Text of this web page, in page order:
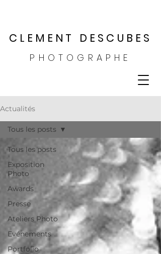
PHOTOGRAPHE
CLEMENT DESCUBES
Actualités
Tous les posts
Exposition
Photo
Awards
Presse
Ateliers Photo
Evénements
Portfolio
Tous les posts